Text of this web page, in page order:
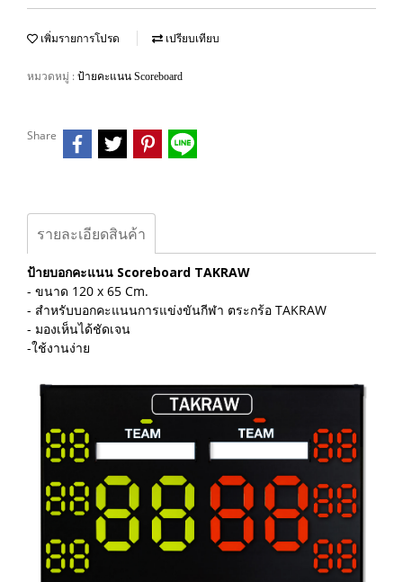
เพิ่มรายการโปรด เปรียบเทียบ
หมวดหมู่ : ป้ายคะแนน Scoreboard
Share
รายละเอียดสินค้า
ป้ายบอกคะแนน Scoreboard TAKRAW
- ขนาด 120 x 65 Cm.
- สำหรับบอกคะแนนการแข่งขันกีฬา ตระกร้อ TAKRAW
- มองเห็นได้ชัดเจน
-ใช้งานง่าย